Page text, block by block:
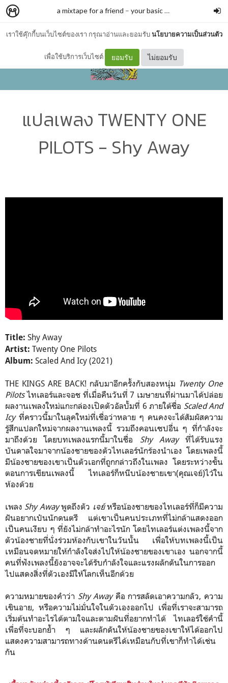
เราใช้คุ๊กกี้บนเว็บไซต์ของเรา กรุณาอ่านและยอมรับนโยบายความเป็นส่วนตัว
เพื่อใช้บริการเว็บไซต์ ยอมรับ ไม่ยอมรับ
a mixtape for a friend – your basic trash
แปลเพลง TWENTY ONE
PILOTS - Shy Away
Title: Shy Away
Artist: Twenty One Pilots
Album: Scaled And Icy (2021)
THE KINGS ARE BACK! กลับมาอีกครั้งกับสองหนุ่ม Twenty One
Pilotsไทเลอร์และจอช ที่เมื่อคืนวันที่ 7 เมษายนที่ผ่านมาได้ปล่อย
ผลงานเพลงใหม่แกะกล่องเปิดตัวอัลบั้มที่ 6 ภายใต้ชื่อ Scaled And
Icyที่คราวนี้มาในลุคใหม่ที่เชื่อว่าหลาย ๆ คนคงจะได้สัมผัสความ
รู้สึกแปลกใหม่จากผลงานเพลงนี้ รวมถึงคอนเซปอื่น ๆ ที่กำลังจะ
มาถึงด้วย โดยบทเพลงแรกนี้มาในชื่อ Shy Awayที่ได้รับแรง
บันดาลใจมาจากน้องชายของตัวไทเลอร์นักร้องนำเอง โดยเพลงนี้
มีน้องชายของเขาเป็นตัวเอกที่ถูกกล่าวถึงในเพลง โดยระหว่างขั้น
ตอนการเขียนเพลงนี้ ไทเลอร์ก็หนีบน้องชายเขา(คุณเจย์)ไว้ใน
ห้องด้วย
เพลง Shy Awayพูดถึงตัว เจย์หรือน้องชายของไทเลอร์ที่ก็มีความ
ฝันอยากเป๋นนักดนตรี แต่เขาเป็นคนประเภทที่ไม่กล้าแสดงออก
เป็นคนเงียบ ๆ ที่ยังไม่กล้าทำอะไรนัก โดยไทเลอร์แต่งเพลงนี้จาก
ตัวน้องชายที่นั่งร่วมห้องกับเขาในวันนั้น เพื่อให้บทเพลงนี้เป็น
เหมือนจดหมายให้กำลังใจส่งไปให้น้องชายของเขาเอง นอกจากนี้
คนที่ฟังเพลงนี้ยังอาจจะได้รับกำลังใจและแรงผลักดันในการออก
ไปแสดงสิ่งที่ตัวเองมีให้โลกเห็นอีกด้วย
ความหมายของคำว่า Shy Awayคือ การสลัดเอาความกลัว, ความ
เขินอาย, หรือความไม่มั่นใจในตัวเองออกไป เพื่อที่เราจะสามารถ
เริ่มต้นทำอะไรได้ตามใจและตามฝันที่อยากทำได้ ไทเลอร์ใช้คำนี้
เพื่อที่จะบอกย้ำ ๆ และผลักดันให้น้องชายของเขาให้ได้ออกไป
แสดงความสามารถทางด้านดนตรีได้เหมือนกับที่เขาก็ทำได้เช่น
กัน